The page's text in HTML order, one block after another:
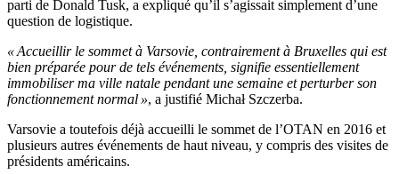
parti de Donald Tusk, a expliqué qu’il s’agissait simplement d’une
question de logistique.
« Accueillir le sommet à Varsovie, contrairement à Bruxelles qui est
bien préparée pour de tels événements, signifie essentiellement
immobiliser ma ville natale pendant une semaine et perturber son
fonctionnement normal », a justifié Michał Szczerba.
Varsovie a toutefois déjà accueilli le sommet de l’OTAN en 2016 et
plusieurs autres événements de haut niveau, y compris des visites de
présidents américains.